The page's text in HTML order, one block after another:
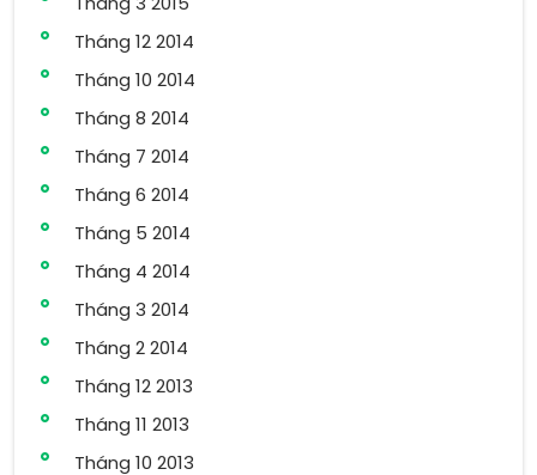
Tháng 12 2014
Tháng 10 2014
Tháng 8 2014
Tháng 7 2014
Tháng 6 2014
Tháng 5 2014
Tháng 4 2014
Tháng 3 2014
Tháng 2 2014
Tháng 12 2013
Tháng 11 2013
Tháng 10 2013